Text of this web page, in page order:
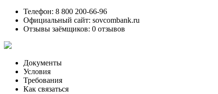
Телефон: 8 800 200-66-96
Официальный сайт: sovcombank.ru
Отзывы заёмщиков: 0 отзывов
Документы
Условия
Требования
Как связаться